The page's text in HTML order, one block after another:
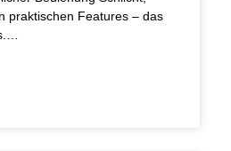
praktischen Features – das